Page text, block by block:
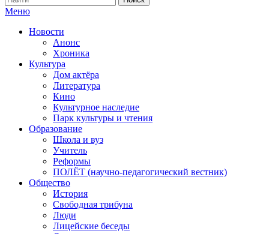
Меню
Новости
Анонс
Хроника
Культура
Дом актёра
Литература
Кино
Культурное наследие
Парк культуры и чтения
Образование
Школа и вуз
Учитель
Реформы
ПОЛЁТ (научно-педагогический вестник)
Общество
История
Свободная трибуна
Люди
Лицейские беседы